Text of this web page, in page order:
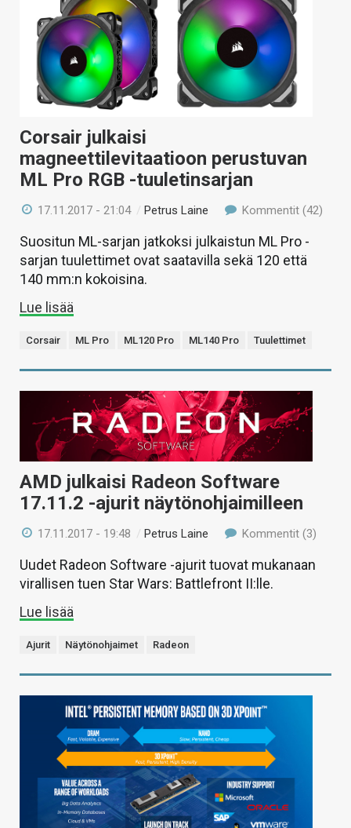
Corsair julkaisi
magneettilevitaatioon perustuvan
ML Pro RGB -tuuletinsarjan
17.11.2017 - 21:04 /Petrus Laine Kommentit (42)
Suositun ML-sarjan jatkoksi julkaistun ML Pro -
sarjan tuulettimet ovat saatavilla sekä 120 että
140 mm:n kokoisina.
Lue lisää
Corsair ML Pro ML120 Pro ML140 Pro Tuulettimet
AMD julkaisi Radeon Software
17.11.2 -ajurit näytönohjaimilleen
17.11.2017 - 19:48 /Petrus Laine Kommentit (3)
Uudet Radeon Software -ajurit tuovat mukanaan
virallisen tuen Star Wars: Battlefront II:lle.
Lue lisää
Ajurit Näytönohjaimet Radeon